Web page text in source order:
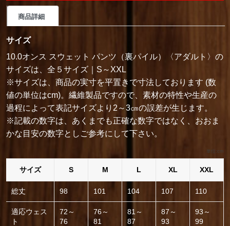
商品詳細
サイズ
10.0オンス スウェット パンツ（裏パイル）〈アダルト〉の
サイズは、全５サイズ｜S～XXL
※サイズは、商品の実寸を平置きで寸法しております (数
値の単位はcm)。繊維製品ですので、素材の特性や生産の
過程によって表記サイズより2～3㎝の誤差が生じます。
※記載の数字は、あくまでも正確な数字ではなく、おおま
かな目安の数字としご参考にして下さい。
単位:cm
サイズ S M L XL XXL
総丈 98 101 104 107 110
適応ウェス
ト
72～
76
76～
81
81～
87
87～
93
93～
99